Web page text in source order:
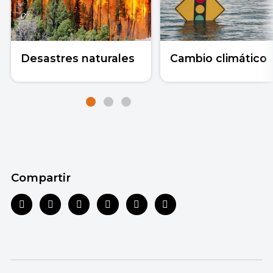
Desastres naturales Cambio climático
Compartir